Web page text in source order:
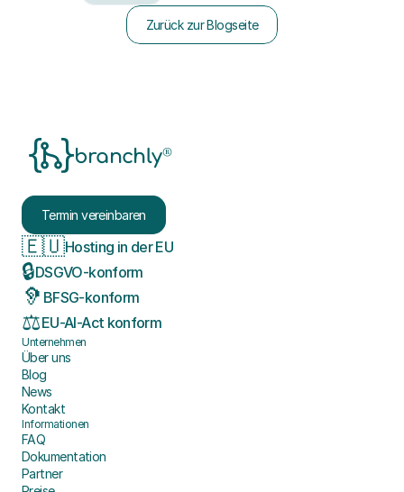
Zurück zur Blogseite
branchly®
Termin vereinbaren
Unternehmen
Über uns
Blog
News
Kontakt
Informationen
FAQ
Dokumentation
Partner
🇪🇺Hosting in der EU
🔒DSGVO-konform
🦻 BFSG-konform
⚖️EU-AI-Act konform